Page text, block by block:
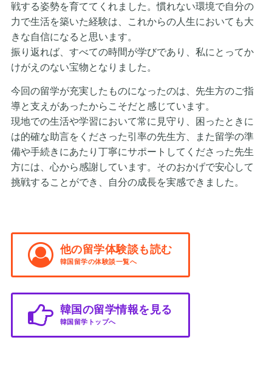
戦する姿勢を育ててくれました。慣れない環境で自分の
力で生活を築いた経験は、これからの人生においても大
きな自信になると思います。
振り返れば、すべての時間が学びであり、私にとってか
けがえのない宝物となりました。
今回の留学が充実したものになったのは、先生方のご指
導と支えがあったからこそだと感じています。
現地での生活や学習において常に見守り、困ったときに
は的確な助言をくださった引率の先生方、また留学の準
備や手続きにあたり丁寧にサポートしてくださった先生
方には、心から感謝しています。そのおかげで安心して
挑戦することができ、自分の成長を実感できました。
他の留学体験談も読む
韓国留学の体験談一覧へ
韓国の留学情報を見る
韓国留学トップへ